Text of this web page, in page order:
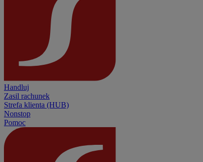
Handluj
Zasil rachunek
Strefa klienta (HUB)
Nonstop
Pomoc